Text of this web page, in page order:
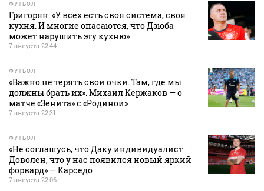
ФУТБОЛ
Григорян: «У всех есть своя система, своя
кухня. И многие опасаются, что Дзюба
может нарушить эту кухню»
7 августа 22:44
ФУТБОЛ
«Важно не терять свои очки. Там, где мы
должны брать их». Михаил Кержаков — о
матче «Зенита» с «Родиной»
7 августа 22:31
ФУТБОЛ
«Не соглашусь, что Даку индивидуалист.
Доволен, что у нас появился новый яркий
форвард» — Карседо
7 августа 22:06